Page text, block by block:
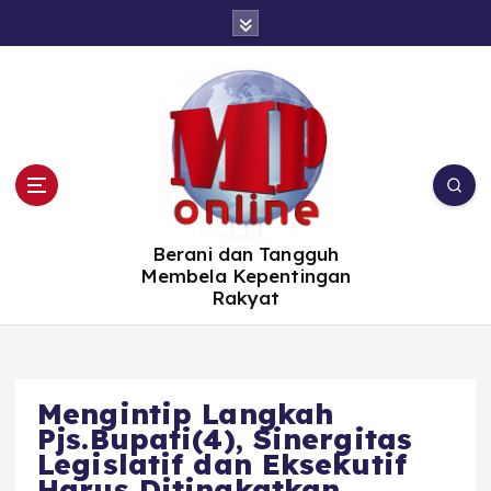
Berani dan Tangguh
Membela Kepentingan
Rakyat
Mengintip Langkah
Pjs.Bupati(4), Sinergitas
Legislatif dan Eksekutif